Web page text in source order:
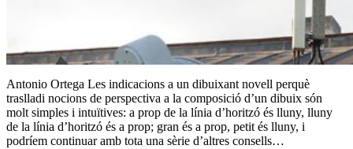
Antonio Ortega Les indicacions a un dibuixant novell perquè
traslladi nocions de perspectiva a la composició d’un dibuix són
molt simples i intuïtives: a prop de la línia d’horitzó és lluny, lluny
de la línia d’horitzó és a prop; gran és a prop, petit és lluny, i
podríem continuar amb tota una sèrie d’altres consells…